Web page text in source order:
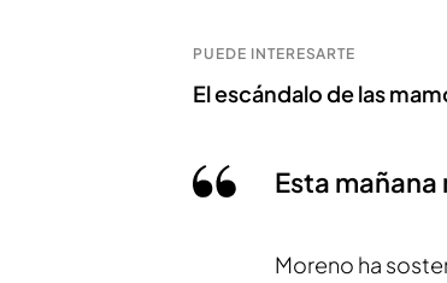
PUEDE INTERESARTE
El escándalo de las
Esta
Moreno ha